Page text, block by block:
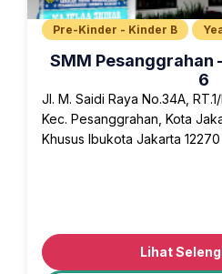
Pre-Kinder - Kinder B
SMM Pesanggrahan
6
Jl. M. Saidi Raya No.34A,
Kec. Pesanggrahan, Kota
Khusus Ibukota Jakarta 12270
Lihat